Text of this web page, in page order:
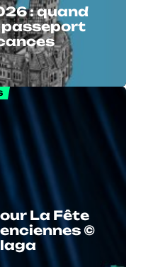
: quand
passeport
La Fête
©